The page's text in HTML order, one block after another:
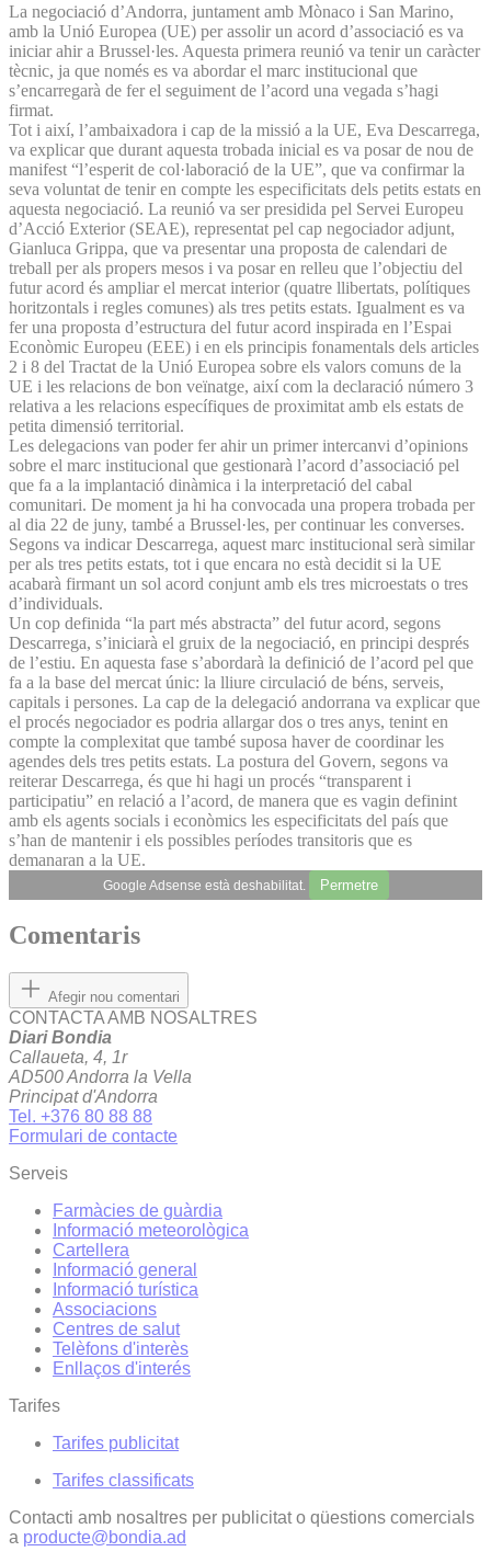
La negociació d’Andorra, juntament amb Mònaco i San Marino,
amb la Unió Europea (UE) per assolir un acord d’associació es va
iniciar ahir a Brussel·les. Aquesta primera reunió va tenir un caràcter
tècnic, ja que només es va abordar el marc institucional que
s’encarregarà de fer el seguiment de l’acord una vegada s’hagi
firmat.
Tot i així, l’ambaixadora i cap de la missió a la UE, Eva Descarrega,
va explicar que durant aquesta trobada inicial es va posar de nou de
manifest “l’esperit de col·laboració de la UE”, que va confirmar la
seva voluntat de tenir en compte les especificitats dels petits estats en
aquesta negociació. La reunió va ser presidida pel Servei Europeu
d’Acció Exterior (SEAE), representat pel cap negociador adjunt,
Gianluca Grippa, que va presentar una proposta de calendari de
treball per als propers mesos i va posar en relleu que l’objectiu del
futur acord és ampliar el mercat interior (quatre llibertats, polítiques
horitzontals i regles comunes) als tres petits estats. Igualment es va
fer una proposta d’estructura del futur acord inspirada en l’Espai
Econòmic Europeu (EEE) i en els principis fonamentals dels articles
2 i 8 del Tractat de la Unió Europea sobre els valors comuns de la
UE i les relacions de bon veïnatge, així com la declaració número 3
relativa a les relacions específiques de proximitat amb els estats de
petita dimensió territorial.
Les delegacions van poder fer ahir un primer intercanvi d’opinions
sobre el marc institucional que gestionarà l’acord d’associació pel
que fa a la implantació dinàmica i la interpretació del cabal
comunitari. De moment ja hi ha convocada una propera trobada per
al dia 22 de juny, també a Brussel·les, per continuar les converses.
Segons va indicar Descarrega, aquest marc institucional serà similar
per als tres petits estats, tot i que encara no està decidit si la UE
acabarà firmant un sol acord conjunt amb els tres microestats o tres
d’individuals.
Un cop definida “la part més abstracta” del futur acord, segons
Descarrega, s’iniciarà el gruix de la negociació, en principi després
de l’estiu. En aquesta fase s’abordarà la definició de l’acord pel que
fa a la base del mercat únic: la lliure circulació de béns, serveis,
capitals i persones. La cap de la delegació andorrana va explicar que
el procés negociador es podria allargar dos o tres anys, tenint en
compte la complexitat que també suposa haver de coordinar les
agendes dels tres petits estats. La postura del Govern, segons va
reiterar Descarrega, és que hi hagi un procés “transparent i
participatiu” en relació a l’acord, de manera que es vagin definint
amb els agents socials i econòmics les especificitats del país que
s’han de mantenir i els possibles períodes transitoris que es
demanaran a la UE.
Google Adsense està deshabilitat. Permetre
Comentaris
Afegir nou comentari
CONTACTA AMB NOSALTRES
Diari Bondia
Callaueta, 4, 1r
AD500 Andorra la Vella
Principat d'Andorra
Tel. +376 80 88 88
Formulari de contacte
Serveis
Farmàcies de guàrdia
Informació meteorològica
Cartellera
Informació general
Informació turística
Associacions
Centres de salut
Telèfons d'interès
Enllaços d'interés
Tarifes
Tarifes publicitat
Tarifes classificats
Contacti amb nosaltres per publicitat o qüestions comercials
a producte@bondia.ad